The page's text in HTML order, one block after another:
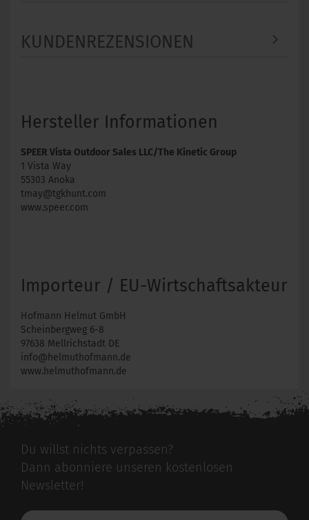
KUNDENREZENSIONEN
Hersteller Informationen
SPEER Vista Outdoor Sales LLC/The Kinetic Group
1 Vista Way
55303 Anoka
tmay@tgkhunt.com
www.speer.com
Importeur / EU-Wirtschaftsakteur
Hofmann Helmut GmbH
Scheinbergweg 6-8
97638 Mellrichstadt DE
info@helmuthofmann.de
www.helmuthofmann.de
Du willst nichts verpassen?
Dann abonniere unseren kostenlosen
Newsletter!
Deine